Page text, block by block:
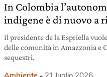
In Colombia
indigene è di nuovo a
Il presidente de la Espriella
delle comunità in Amazzonia e
sequestri.